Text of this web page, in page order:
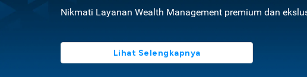
Nikmati Layanan Wealth Management premium dan
Lihat Selengkapnya